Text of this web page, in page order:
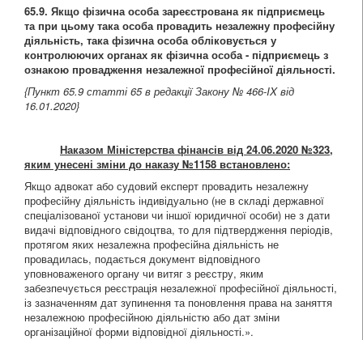
65.9. Якщо фізична особа зареєстрована як підприємець
та при цьому така особа провадить незалежну професійну
діяльність, така фізична особа обліковується у
контролюючих органах як фізична особа - підприємець з
ознакою провадження незалежної професійної діяльності.
{Пункт 65.9 статті 65 в редакції Закону № 466-IX від
16.01.2020}
Наказом Міністерства фінансів від 24.06.2020 №323,
яким унесені зміни до наказу №1158 встановлено:
Якщо адвокат або судовий експерт провадить незалежну
професійну діяльність індивідуально (не в складі державної
спеціалізованої установи чи іншої юридичної особи) не з дати
видачі відповідного свідоцтва, то для підтвердження періодів,
протягом яких незалежна професійна діяльність не
провадилась, подається документ відповідного
уповноваженого органу чи витяг з реєстру, яким
забезпечується реєстрація незалежної професійної діяльності,
із зазначенням дат зупинення та поновлення права на заняття
незалежною професійною діяльністю або дат зміни
організаційної форми відповідної діяльності.».